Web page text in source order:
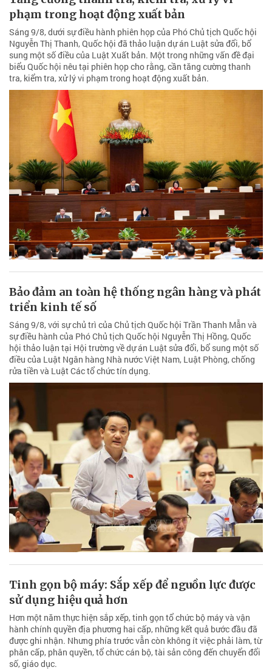
phạm trong hoạt động xuất bản
Sáng 9/8, dưới sự điều hành phiên họp của Phó Chủ tịch Quốc hội
Nguyễn Thị Thanh, Quốc hội đã thảo luận dự án Luật sửa đổi, bổ
sung một số điều của Luật Xuất bản. Một trong những vấn đề đại
biểu Quốc hội nêu tại phiên họp cho rằng, cần tăng cường thanh
tra, kiểm tra, xử lý vi phạm trong hoạt động xuất bản.
Bảo đảm an toàn hệ thống ngân hàng và phát
triển kinh tế số
Sáng 9/8, với sự chủ trì của Chủ tịch Quốc hội Trần Thanh Mẫn và
sự điều hành của Phó Chủ tịch Quốc hội Nguyễn Thị Hồng, Quốc
hội thảo luận tại Hội trường về dự án Luật sửa đổi, bổ sung một số
điều của Luật Ngân hàng Nhà nước Việt Nam, Luật Phòng, chống
rửa tiền và Luật Các tổ chức tín dụng.
Tinh gọn bộ máy: Sắp xếp để nguồn lực được
sử dụng hiệu quả hơn
Hơn một năm thực hiện sắp xếp, tinh gọn tổ chức bộ máy và vận
hành chính quyền địa phương hai cấp, những kết quả bước đầu đã
được ghi nhận. Nhưng phía trước vẫn còn không ít việc phải làm, từ
phân cấp, phân quyền, tổ chức cán bộ, tài sản công đến chuyển đổi
số, giáo dục.